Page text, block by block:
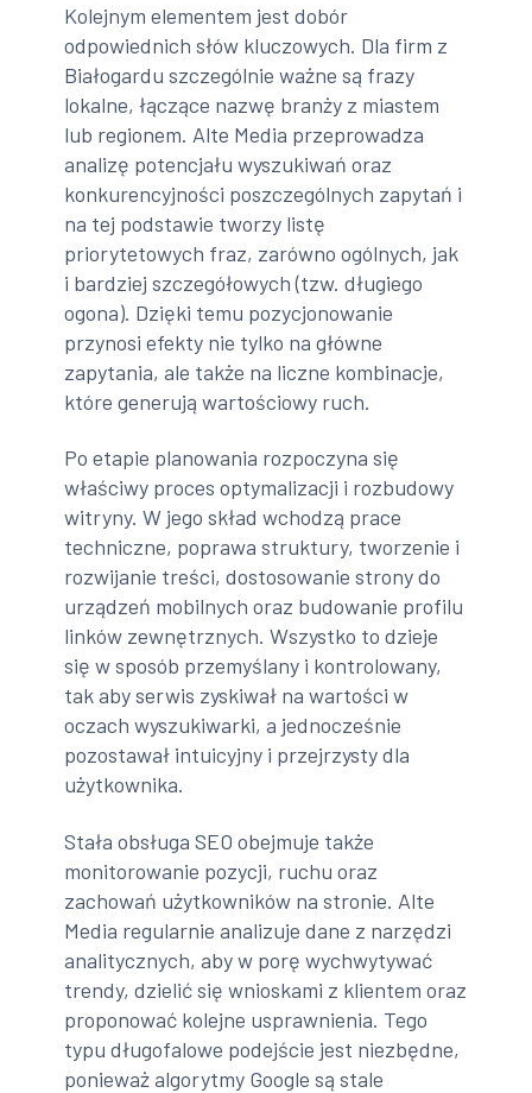
Kolejnym elementem jest dobór
odpowiednich słów kluczowych. Dla firm z
Białogardu szczególnie ważne są frazy
lokalne, łączące nazwę branży z miastem
lub regionem. Alte Media przeprowadza
analizę potencjału wyszukiwań oraz
konkurencyjności poszczególnych zapytań i
na tej podstawie tworzy listę
priorytetowych fraz, zarówno ogólnych, jak
i bardziej szczegółowych (tzw. długiego
ogona). Dzięki temu pozycjonowanie
przynosi efekty nie tylko na główne
zapytania, ale także na liczne kombinacje,
które generują wartościowy ruch.
Po etapie planowania rozpoczyna się
właściwy proces optymalizacji i rozbudowy
witryny. W jego skład wchodzą prace
techniczne, poprawa struktury, tworzenie i
rozwijanie treści, dostosowanie strony do
urządzeń mobilnych oraz budowanie profilu
linków zewnętrznych. Wszystko to dzieje
się w sposób przemyślany i kontrolowany,
tak aby serwis zyskiwał na wartości w
oczach wyszukiwarki, a jednocześnie
pozostawał intuicyjny i przejrzysty dla
użytkownika.
Stała obsługa SEO obejmuje także
monitorowanie pozycji, ruchu oraz
zachowań użytkowników na stronie. Alte
Media regularnie analizuje dane z narzędzi
analitycznych, aby w porę wychwytywać
trendy, dzielić się wnioskami z klientem oraz
proponować kolejne usprawnienia. Tego
typu długofalowe podejście jest niezbędne,
ponieważ algorytmy Google są stale